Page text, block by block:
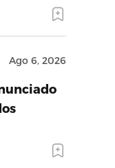
Ago 6, 2026